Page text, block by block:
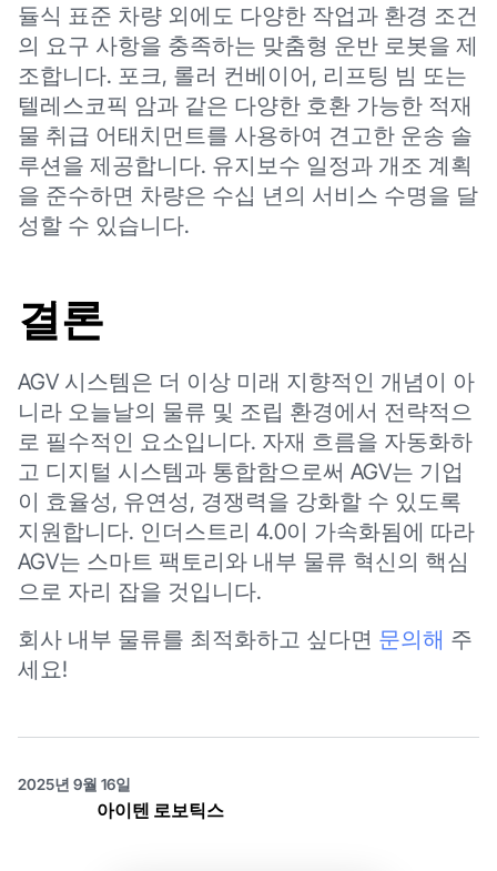
듈식 표준 차량 외에도 다양한 작업과 환경 조건
의 요구 사항을 충족하는 맞춤형 운반 로봇을 제
조합니다. 포크, 롤러 컨베이어, 리프팅 빔 또는
텔레스코픽 암과 같은 다양한 호환 가능한 적재
물 취급 어태치먼트를 사용하여 견고한 운송 솔
루션을 제공합니다. 유지보수 일정과 개조 계획
을 준수하면 차량은 수십 년의 서비스 수명을 달
성할 수 있습니다.
결론
AGV 시스템은 더 이상 미래 지향적인 개념이 아
니라 오늘날의 물류 및 조립 환경에서 전략적으
로 필수적인 요소입니다. 자재 흐름을 자동화하
고 디지털 시스템과 통합함으로써 AGV는 기업
이 효율성, 유연성, 경쟁력을 강화할 수 있도록
지원합니다. 인더스트리 4.0이 가속화됨에 따라
AGV는 스마트 팩토리와 내부 물류 혁신의 핵심
으로 자리 잡을 것입니다.
회사 내부 물류를 최적화하고 싶다면 문의해 주
세요!
2025년 9월 16일
아이텐 로보틱스